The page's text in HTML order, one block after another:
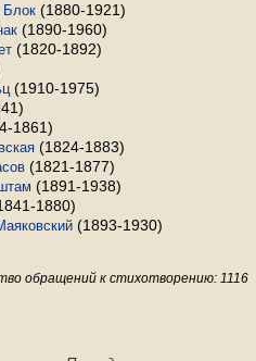
Блок (1880-1921)
(1890-1960)
(1820-1892)
(1910-1975)
1861)
(1824-1883)
(1821-1877)
(1891-1938)
1880)
(1893-1930)
обращений к стихотворению: 1116